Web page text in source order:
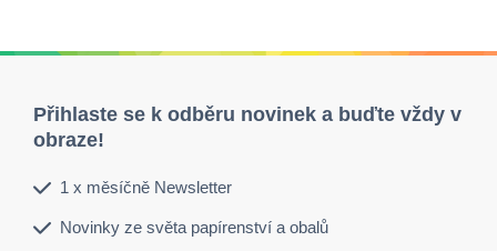
Přihlaste se k odběru novinek a buďte vždy v
obraze!
1 x měsíčně Newsletter
Novinky ze světa papírenství a obalů